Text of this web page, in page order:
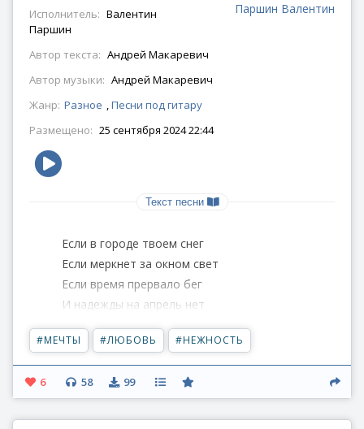
Паршин Валентин
Исполнитель: Валентин
Паршин
Автор текста: Андрей Макаревич
Автор музыки: Андрей Макаревич
Жанр: Разное ,Песни под гитару
Размещено: 25 сентября 2024 22:44
Текст песни
Если в городе твоем снег
Если меркнет за окном свет
Если время прервало бег
И надежды на апрель нет
Если в комнате твоей ночь
Притаился по углам мрак
И нет сил прогнать его прочь
#МЕЧТЫ #ЛЮБОВЬ #НЕЖНОСТЬ
6 58 99